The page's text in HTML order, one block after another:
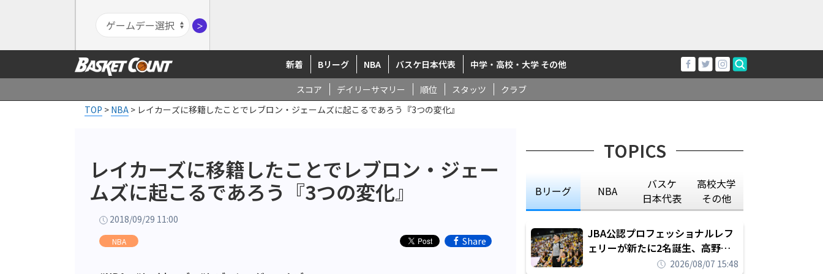
＞
新着 Bリーグ NBA バスケ日本代表 中学・高校・大学 その他
スコア デイリーサマリー 順位 スタッツ
クラブ
TOP > NBA > レイカーズに移籍したことでレブロン・ジェームズに起こるであろう『3つの変化』
レイカーズに移籍したことでレブロン・ジェー
ムズに起こるであろう『3つの変化』
2018/09/29 11:00
NBA Share
TOPICS
Bリーグ NBA
バスケ
日本代表
高校大学
その他
JBA公認プロフェッショナルレフ
ェリーが新たに2名誕生、高野晃
平は16年間続けた会社員生活に別
2026/08/07 15:48